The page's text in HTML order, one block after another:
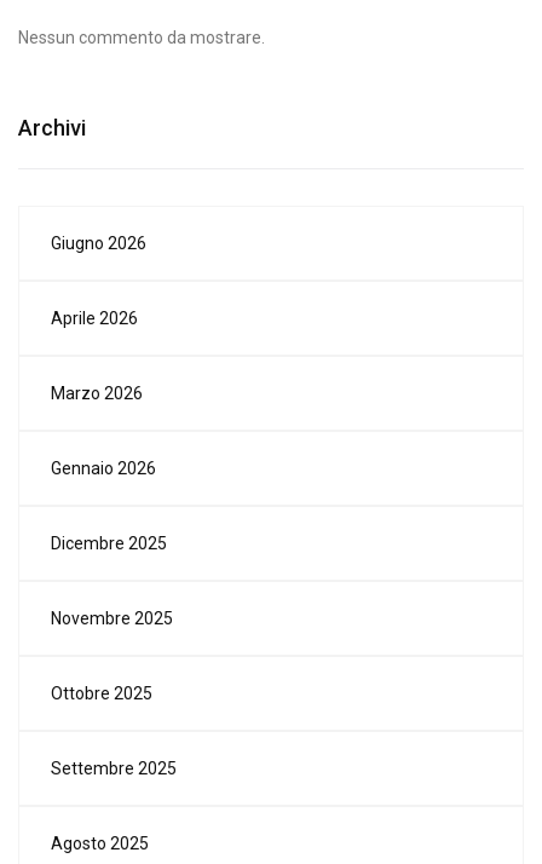
Nessun commento da mostrare.
Archivi
Giugno 2026
Aprile 2026
Marzo 2026
Gennaio 2026
Dicembre 2025
Novembre 2025
Ottobre 2025
Settembre 2025
Agosto 2025